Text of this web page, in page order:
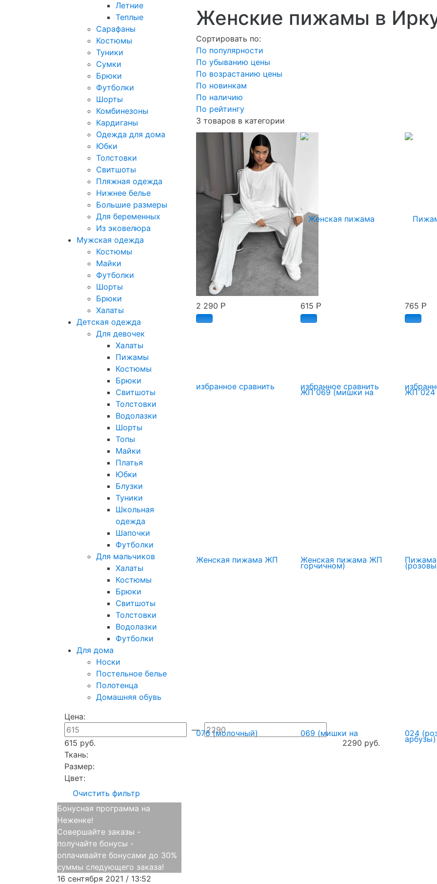
Летние
Теплые
Сарафаны
Костюмы
Туники
Сумки
Брюки
Футболки
Шорты
Комбинезоны
Кардиганы
Одежда для дома
Юбки
Толстовки
Свитшоты
Пляжная одежда
Нижнее белье
Большие размеры
Для беременных
Из эковелюра
Мужская одежда
Костюмы
Майки
Футболки
Шорты
Брюки
Халаты
Детская одежда
Для девочек
Халаты
Пижамы
Костюмы
Брюки
Свитшоты
Толстовки
Водолазки
Шорты
Топы
Майки
Платья
Юбки
Блузки
Туники
Школьная
одежда
Шапочки
Футболки
Для мальчиков
Халаты
Костюмы
Брюки
Свитшоты
Толстовки
Водолазки
Футболки
Для дома
Носки
Постельное белье
Полотенца
Домашняя обувь
Цена:
—
615 руб.
2290 руб.
Ткань:
Размер:
Цвет:
Очистить фильтр
Бонусная программа на
Неженке!
Совершайте заказы -
получайте бонусы -
оплачивайте бонусами до 30%
суммы следующего заказа!
16 сентября 2021 / 13:52
Женские пижамы в
Сортировать по:
По популярности
По убыванию цены
По возрастанию цены
По новинкам
По наличию
По рейтингу
3 товаров в категории
избранное сравнить
Женская пижама ЖП
076 (молочный)
2 290 Р
избранное сравнить
Женская пижама ЖП
069 (мишки на
615 Р
024
765 Р